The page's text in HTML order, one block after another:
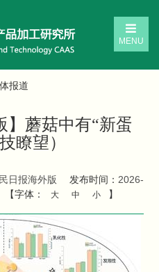
MENU
报道
】蘑菇中有“新蛋
瞭望）
日报海外版 发布时间： 2026-
【字体： 大 中 小 】